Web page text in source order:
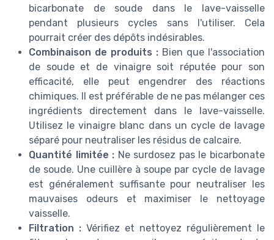
bicarbonate de soude dans le lave-vaisselle
pendant plusieurs cycles sans l'utiliser. Cela
pourrait créer des dépôts indésirables.
Combinaison de produits : Bien que l'association
de soude et de vinaigre soit réputée pour son
efficacité, elle peut engendrer des réactions
chimiques. Il est préférable de ne pas mélanger ces
ingrédients directement dans le lave-vaisselle.
Utilisez le vinaigre blanc dans un cycle de lavage
séparé pour neutraliser les résidus de calcaire.
Quantité limitée : Ne surdosez pas le bicarbonate
de soude. Une cuillère à soupe par cycle de lavage
est généralement suffisante pour neutraliser les
mauvaises odeurs et maximiser le nettoyage
vaisselle.
Filtration : Vérifiez et nettoyez régulièrement le